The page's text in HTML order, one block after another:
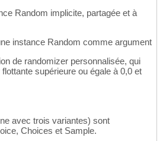
Random implicite, partagée et à
instance Random comme argument
de randomizer personnalisée, qui
supérieure ou égale à 0,0 et
avec trois variantes) sont
Choices et Sample.